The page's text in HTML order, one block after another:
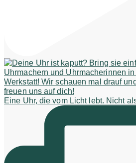
Eine Uhr, die vom Licht lebt. Nicht